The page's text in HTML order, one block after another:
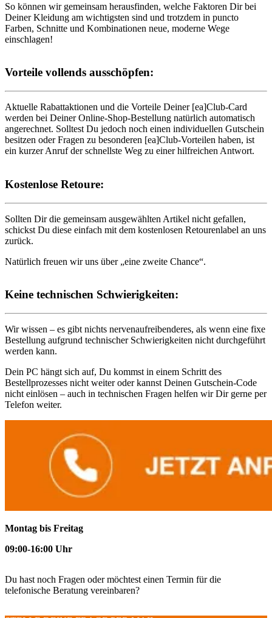
So können wir gemeinsam herausfinden, welche Faktoren Dir bei
Deiner Kleidung am wichtigsten sind und trotzdem in puncto
Farben, Schnitte und Kombinationen neue, moderne Wege
einschlagen!
Vorteile vollends ausschöpfen:
Aktuelle Rabattaktionen und die Vorteile Deiner [ea]Club-Card
werden bei Deiner Online-Shop-Bestellung natürlich automatisch
angerechnet. Solltest Du jedoch noch einen individuellen Gutschein
besitzen oder Fragen zu besonderen [ea]Club-Vorteilen haben, ist
ein kurzer Anruf der schnellste Weg zu einer hilfreichen Antwort.
Kostenlose Retoure:
Sollten Dir die gemeinsam ausgewählten Artikel nicht gefallen,
schickst Du diese einfach mit dem kostenlosen Retourenlabel an uns
zurück.
Natürlich freuen wir uns über „eine zweite Chance“.
Keine technischen Schwierigkeiten:
Wir wissen – es gibt nichts nervenaufreibenderes, als wenn eine fixe
Bestellung aufgrund technischer Schwierigkeiten nicht durchgeführt
werden kann.
Dein PC hängt sich auf, Du kommst in einem Schritt des
Bestellprozesses nicht weiter oder kannst Deinen Gutschein-Code
nicht einlösen – auch in technischen Fragen helfen wir Dir gerne per
Telefon weiter.
Montag bis Freitag
09:00-16:00 Uhr
Du hast noch Fragen oder möchtest einen Termin für die
telefonische Beratung vereinbaren?